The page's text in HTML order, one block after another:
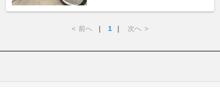
< 前へ ｜ 1 ｜ 次へ >